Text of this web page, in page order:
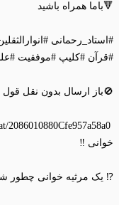
🔻باما همراه باشید
#استاد_رحمانی
#قرآن #کلیپ #موفقیت
🚫باز ارسال بدون نقل
خوانی ‼️
⁉️ یک مرثیه خوانی چطور